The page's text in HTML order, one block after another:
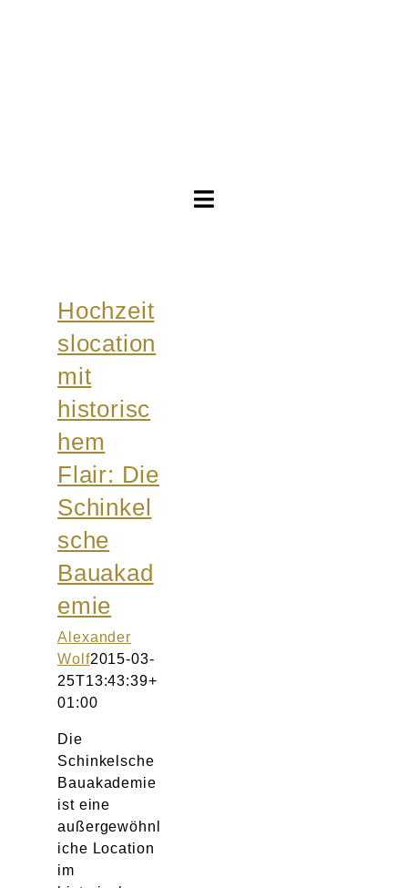
Toggle
Hochzeit
slocation
mit
historisc
hem
Flair: Die
Schinkel
sche
Bauakad
emie
Alexander
Wolf2015-03-
25T13:43:39+
01:00
Die
Schinkelsche
Bauakademie
ist eine
außergewöhnl
iche Location
im